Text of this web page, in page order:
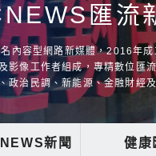
匯流
名內容型網路新媒體，2016年
影像工作者組成，專精數位匯
政治民調、新能源、金融財經
新聞 健康